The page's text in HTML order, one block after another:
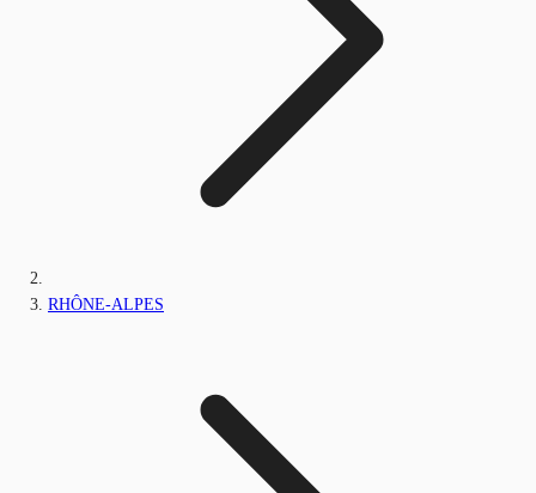
RHÔNE-ALPES